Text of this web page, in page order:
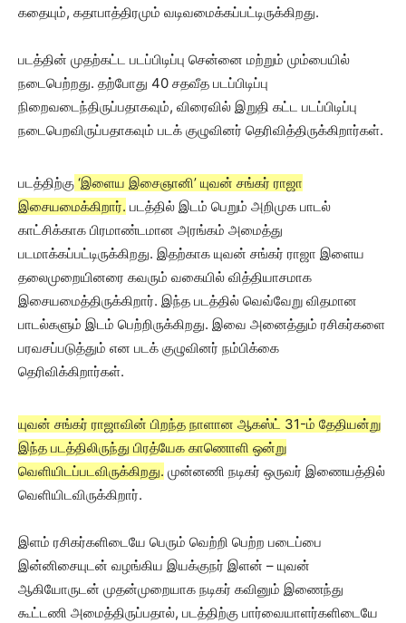
கதையும், கதாபாத்திரமும் வடிவமைக்கப்பட்டிருக்கிறது.
படத்தின் முதற்கட்ட படப்பிடிப்பு சென்னை மற்றும் மும்பையில்
நடைபெற்றது. தற்போது 40 சதவீத படப்பிடிப்பு
நிறைவடைந்திருப்பதாகவும், விரைவில் இறுதி கட்ட படப்பிடிப்பு
நடைபெறவிருப்பதாகவும் படக் குழுவினர் தெரிவித்திருக்கிறார்கள்.
படத்திற்கு ‘இளைய இசைஞானி’ யுவன் சங்கர் ராஜா
இசையமைக்கிறார். படத்தில் இடம் பெறும் அறிமுக பாடல்
காட்சிக்காக பிரமாண்டமான அரங்கம் அமைத்து
படமாக்கப்பட்டிருக்கிறது. இதற்காக யுவன் சங்கர் ராஜா இளைய
தலைமுறையினரை கவரும் வகையில் வித்தியாசமாக
இசையமைத்திருக்கிறார். இந்த படத்தில் வெவ்வேறு விதமான
பாடல்களும் இடம் பெற்றிருக்கிறது. இவை அனைத்தும் ரசிகர்களை
பரவசப்படுத்தும் என படக் குழுவினர் நம்பிக்கை
தெரிவிக்கிறார்கள்.
யுவன் சங்கர் ராஜாவின் பிறந்த நாளான ஆகஸ்ட் 31-ம் தேதியன்று
இந்த படத்திலிருந்து பிரத்யேக காணொளி ஒன்று
வெளியிடப்படவிருக்கிறது. முன்னணி நடிகர் ஒருவர் இணையத்தில்
வெளியிடவிருக்கிறார்.
இளம் ரசிகர்களிடையே பெரும் வெற்றி பெற்ற படைப்பை
இன்னிசையுடன் வழங்கிய இயக்குநர் இளன் – யுவன்
ஆகியோருடன் முதன்முறையாக நடிகர் கவினும் இணைந்து
கூட்டணி அமைத்திருப்பதால், படத்திற்கு பார்வையாளர்களிடையே